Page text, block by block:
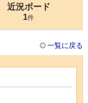
近況ボード
1件
一覧に戻る